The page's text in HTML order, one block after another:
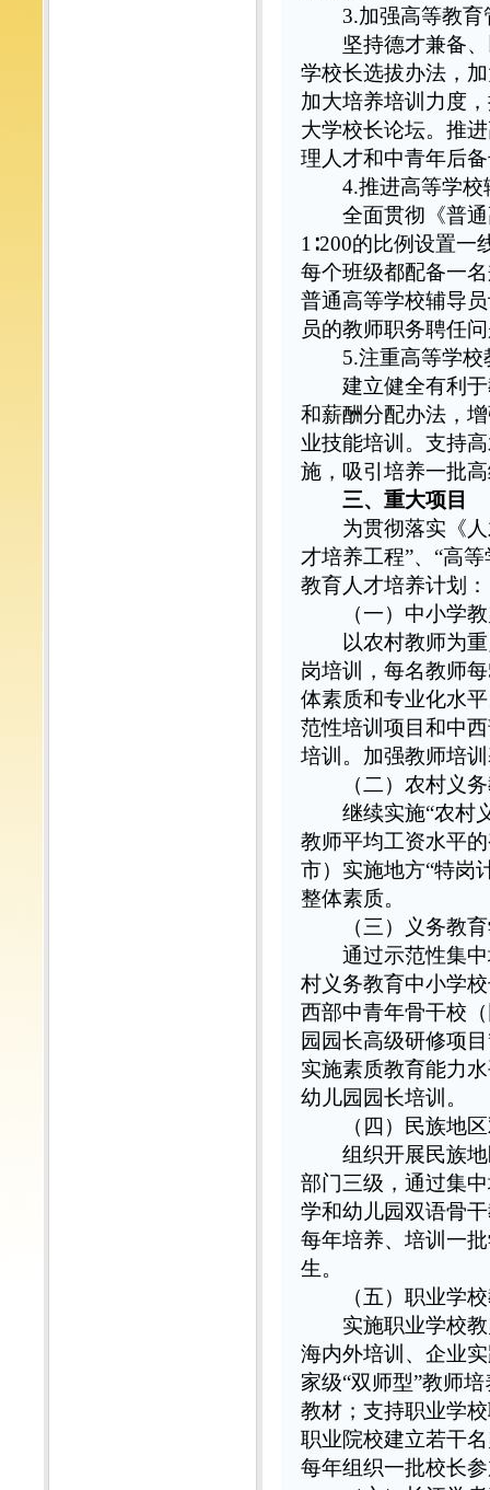
3.加强高等教
坚持德才兼备、
学校长选拔办法，
加大培养培训力度
大学校长论坛。推
理人才和中青年后
4.推进高等学
全面贯彻《普通
1∶200的比例设置
每个班级都配备一
普通高等学校辅导
员的教师职务聘任
5.注重高等学
建立健全有利于
和薪酬分配办法，
业技能培训。支持
施，吸引培养一批
三、重大项目
为贯彻落实《人
才培养工程”、“高
教育人才培养计划：
（一）中小学
以农村教师为重
岗培训，每名教师
体素质和专业化水
范性培训项目和中
培训。加强教师培
（二）农村义
继续实施“农村义
教师平均工资水平
市）实施地方“特岗
整体素质。
（三）义务教
通过示范性集中
村义务教育中小学
西部中青年骨干校
园园长高级研修项
实施素质教育能力
幼儿园园长培训。
（四）民族地
组织开展民族地
部门三级，通过集
学和幼儿园双语骨
每年培养、培训一
生。
（五）职业学
实施职业学校教
海内外培训、企业
家级“双师型”教师
教材；支持职业学
职业院校建立若干
每年组织一批校长